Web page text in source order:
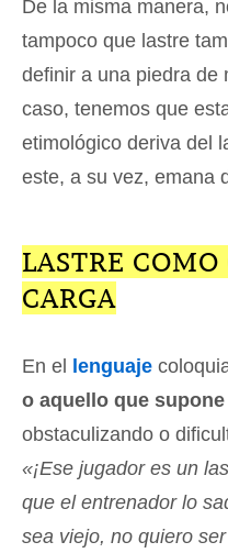
De la misma manera,
tampoco que lastre
definir a una piedra de
caso, tenemos que
etimológico deriva del
este, a su vez, emana
LASTRE
CARGA
En el lenguaje
o aquello que
obstaculizando o
«¡Ese jugador es un
que el entrenador lo
sea viejo, no quiero